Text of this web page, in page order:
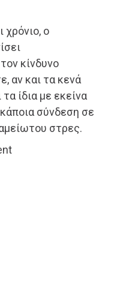
χρόνιο, ο
κίνδυνο
αν και τα κενά
ίδια με εκείνα
σύνδεση σε
στρες.